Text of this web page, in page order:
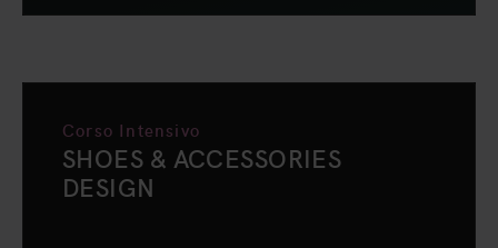
Corso Intensivo
SHOES & ACCESSORIES
DESIGN